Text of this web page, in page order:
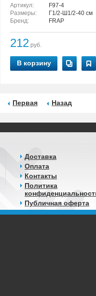
Артикул:
F97-4
Размеры:
Г1/2-Ш1/2-40 см
Бренд:
FRAP
212 руб.
В корзину
Первая Назад
Доставка
Оплата
Контакты
Политика
Публичная оферта